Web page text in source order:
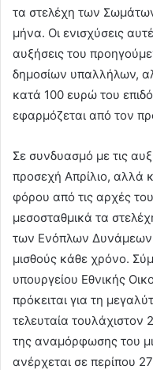
τα στελέχη των
μήνα. Οι ενισχύσεις
αυξήσεις του
δημοσίων υπαλλήλων,
κατά 100 ευρώ του
εφαρμόζεται από τον
Σε συνδυασμό με τις
προσεχή Απρίλιο, αλλά
φόρου από τις αρχές
μεσοσταθμικά τα
των Ενόπλων Δυνάμεων
μισθούς κάθε χρόνο.
υπουργείου Εθνικής
πρόκειται για τη
τελευταία
της αναμόρφωσης του
ανέρχεται σε περίπου